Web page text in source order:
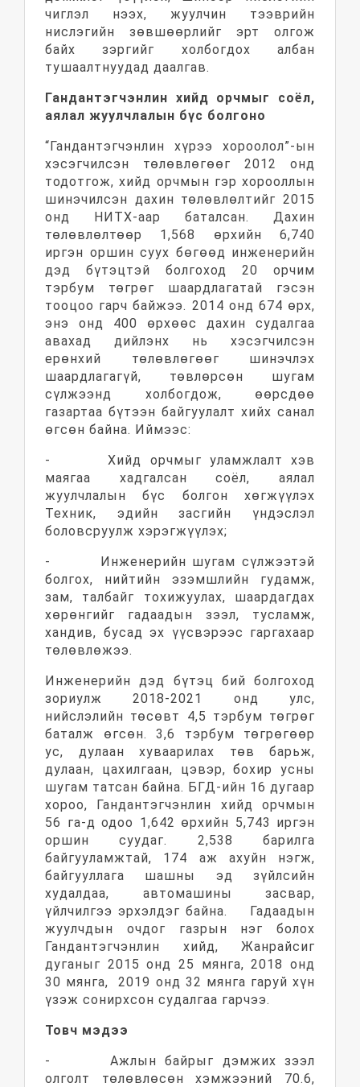
чиглэл нээх, жуулчин тээврийн
нислэгийн зөвшөөрлийг эрт олгож
байх зэргийг холбогдох албан
тушаалтнуудад даалгав.
Гандантэгчэнлин хийд орчмыг соёл,
аялал жуулчлалын бүс болгоно
“Гандантэгчэнлин хүрээ хороолол”-ын
хэсэгчилсэн төлөвлөгөөг 2012 онд
тодотгож, хийд орчмын гэр хорооллын
шинэчилсэн дахин төлөвлөлтийг 2015
онд НИТХ-аар баталсан. Дахин
төлөвлөлтөөр 1,568 өрхийн 6,740
иргэн оршин суух бөгөөд инженерийн
дэд бүтэцтэй болгоход 20 орчим
тэрбум төгрөг шаардлагатай гэсэн
тооцоо гарч байжээ. 2014 онд 674 өрх,
энэ онд 400 өрхөөс дахин судалгаа
авахад дийлэнх нь хэсэгчилсэн
ерөнхий төлөвлөгөөг шинэчлэх
шаардлагагүй, төвлөрсөн шугам
сүлжээнд холбогдож, өөрсдөө
газартаа бүтээн байгуулалт хийх санал
өгсөн байна. Иймээс:
- Хийд орчмыг уламжлалт хэв
маягаа хадгалсан соёл, аялал
жуулчлалын бүс болгон хөгжүүлэх
Техник, эдийн засгийн үндэслэл
боловсруулж хэрэгжүүлэх;
- Инженерийн шугам сүлжээтэй
болгох, нийтийн эзэмшлийн гудамж,
зам, талбайг тохижуулах, шаардагдах
хөрөнгийг гадаадын зээл, тусламж,
хандив, бусад эх үүсвэрээс гаргахаар
төлөвлөжээ.
Инженерийн дэд бүтэц бий болгоход
зориулж 2018-2021 онд улс,
нийслэлийн төсөвт 4,5 тэрбум төгрөг
баталж өгсөн. 3,6 тэрбум төгрөгөөр
ус, дулаан хуваарилах төв барьж,
дулаан, цахилгаан, цэвэр, бохир усны
шугам татсан байна. БГД-ийн 16 дугаар
хороо, Гандантэгчэнлин хийд орчмын
56 га-д одоо 1,642 өрхийн 5,743 иргэн
оршин суудаг. 2,538 барилга
байгууламжтай, 174 аж ахуйн нэгж,
байгууллага шашны эд зүйлсийн
худалдаа, автомашины засвар,
үйлчилгээ эрхэлдэг байна. Гадаадын
жуулчдын очдог газрын нэг болох
Гандантэгчэнлин хийд, Жанрайсиг
дуганыг 2015 онд 25 мянга, 2018 онд
30 мянга, 2019 онд 32 мянга гаруй хүн
үзэж сонирхсон судалгаа гарчээ.
Товч мэдээ
- Ажлын байрыг дэмжих зээл
олголт төлөвлөсөн хэмжээний 70.6,